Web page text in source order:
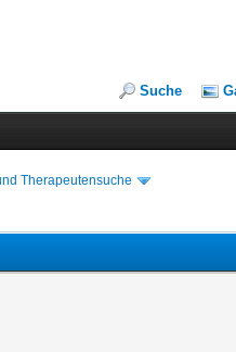
Suche
Therapeutensuche